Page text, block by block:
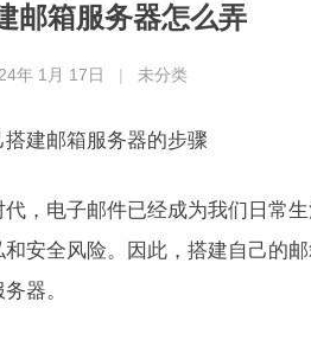
邮箱服务器怎么弄
年 1月 17日 未分类
建邮箱服务器的步骤
代，电子邮件已经成为我们日常
安全风险。因此，搭建自己的
器。